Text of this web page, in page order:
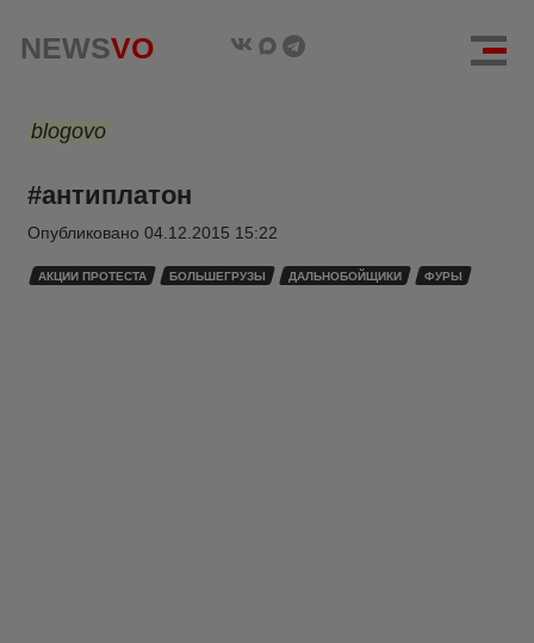
NEWSVO
blogovo
#антиплатон
Опубликовано 04.12.2015 15:22
АКЦИИ ПРОТЕСТА БОЛЬШЕГРУЗЫ ДАЛЬНОБОЙЩИКИ ФУРЫ